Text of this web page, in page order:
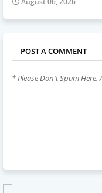
POST A COMMENT
* Please Don't Spam Here.